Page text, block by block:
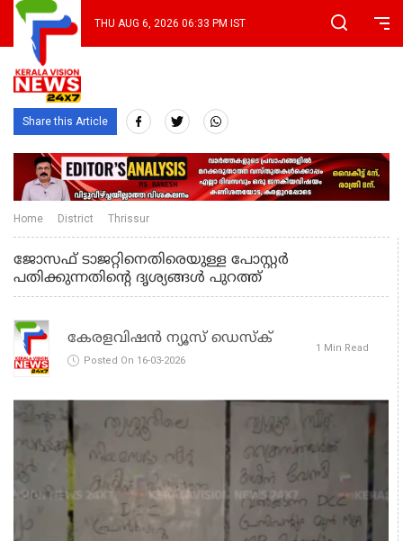
THU AUG 6, 2026 06:33 PM IST
Share this Article
Home District Thrissur
ജോസഫ് ടാജറ്റിനെതിരെയുള്ള പോസ്റ്റർ
പതിക്കുന്നതിൻ്റെ ദൃശ്യങ്ങൾ പുറത്ത്
കേരളവിഷൻ ന്യൂസ് ഡെസ്‌ക്
Posted On 16-03-2026
1 Min Read